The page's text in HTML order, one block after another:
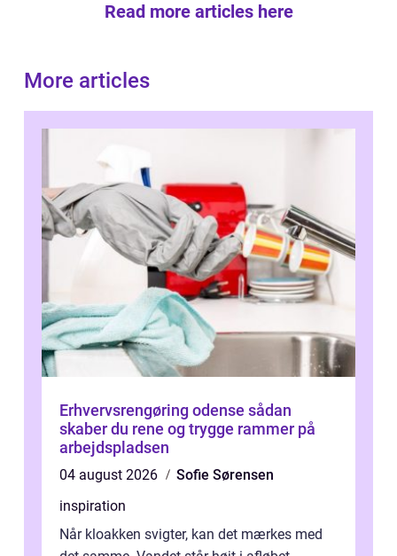
Read more articles here
More articles
Erhvervsrengøring odense sådan
skaber du rene og trygge rammer på
arbejdspladsen
04 august 2026
Sofie Sørensen
inspiration
Når kloakken svigter, kan det mærkes med